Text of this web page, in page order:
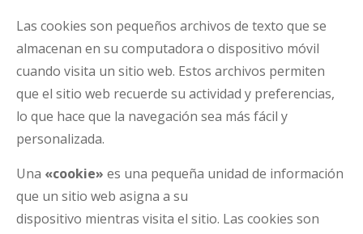
Las cookies son pequeños archivos de texto que se
almacenan en su computadora o dispositivo móvil
cuando visita un sitio web. Estos archivos permiten
que el sitio web recuerde su actividad y preferencias,
lo que hace que la navegación sea más fácil y
personalizada.
Una «cookie» es una pequeña unidad de información
que un sitio web asigna a su
dispositivo mientras visita el sitio. Las cookies son